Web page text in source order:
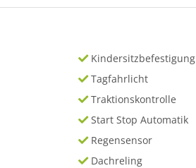
Kindersitzbefestigung
Tagfahrlicht
Traktionskontrolle
Start Stop Automatik
Regensensor
Dachreling